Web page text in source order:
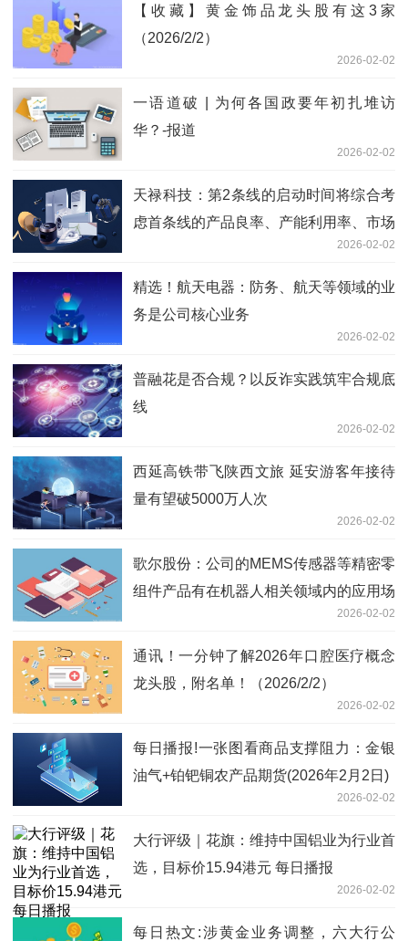
【收藏】黄金饰品龙头股有这3家
（2026/2/2）
2026-02-02
一语道破 | 为何各国政要年初扎堆访
华？-报道
2026-02-02
天禄科技：第2条线的启动时间将综合考
虑首条线的产品良率、产能利用率、市场
2026-02-02
精选！航天电器：防务、航天等领域的业
务是公司核心业务
2026-02-02
普融花是否合规？以反诈实践筑牢合规底
线
2026-02-02
西延高铁带飞陕西文旅 延安游客年接待
量有望破5000万人次
2026-02-02
歌尔股份：公司的MEMS传感器等精密零
组件产品有在机器人相关领域内的应用场
2026-02-02
通讯！一分钟了解2026年口腔医疗概念
龙头股，附名单！（2026/2/2）
2026-02-02
每日播报!一张图看商品支撑阻力：金银
油气+铂钯铜农产品期货(2026年2月2日)
2026-02-02
大行评级｜花旗：维持中国铝业为行业首
选，目标价15.94港元 每日播报
2026-02-02
每日热文:涉黄金业务调整，六大行公